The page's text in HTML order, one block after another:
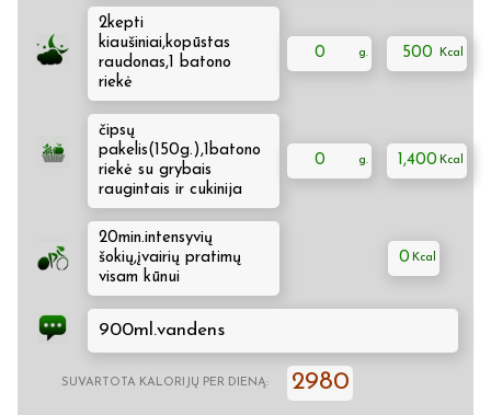
2kepti
kiaušiniai,kopūstas
raudonas,1 batono
riekė
0 500
čipsų
pakelis(150g.),1batono
riekė su grybais
raugintais ir cukinija
0 1,400
20min.intensyvių
šokių,įvairių pratimų
visam kūnui
0
900ml.vandens
SUVARTOTA KALORIJŲ PER DIENĄ: 2980